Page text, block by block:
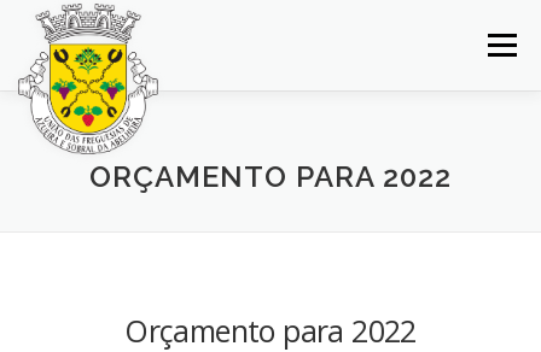
Saltar
conteúdo
Menu
INÍCIO JUNTA DE FREGUESIA
CONCURSOS
ORÇAMENTO PARA 2022
Orçamento para 2022